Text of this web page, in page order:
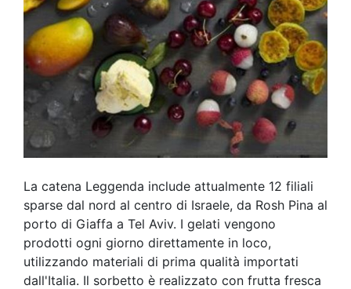
La catena Leggenda include attualmente 12 filiali
sparse dal nord al centro di Israele, da Rosh Pina al
porto di Giaffa a Tel Aviv. I gelati vengono
prodotti ogni giorno direttamente in loco,
utilizzando materiali di prima qualità importati
dall'Italia. Il sorbetto è realizzato con frutta fresca